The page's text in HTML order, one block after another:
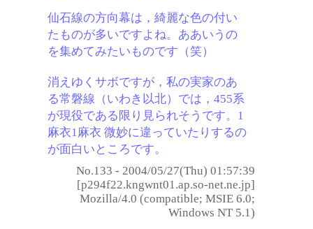
仙石線の方向幕は，綺麗な色の付い
たものが多いですよね。ああいうの
を集めてみたいものです（笑）
消えゆくサボですが，私の実家のあ
る常磐線（いわき以北）では，455系
が現役である限り見られそうです。1
麻衣1麻衣 微妙に違っていたりするの
が面白いところです。
No.133 - 2004/05/27(Thu) 01:57:39
[p294f22.kngwnt01.ap.so-net.ne.jp]
Mozilla/4.0 (compatible; MSIE 6.0;
Windows NT 5.1)